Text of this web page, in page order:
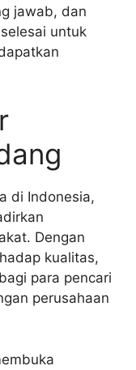
jawab, dan
untuk
di Indonesia,
Dengan
kualitas,
para pencari
perusahaan